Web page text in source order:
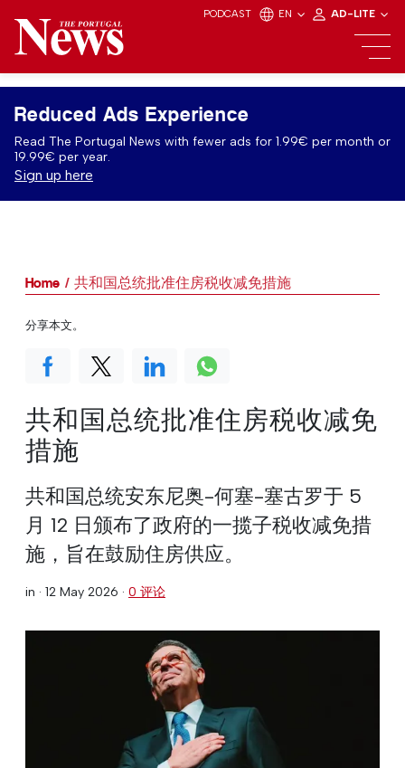
PODCAST EN AD-LITE
Reduced Ads Experience
Read The Portugal News with fewer ads for 1.99€ per month or
19.99€ per year.
Sign up here
Home 共和国总统批准住房税收减免措施
共和国总统批准住房税收减免
措施
共和国总统安东尼奥-何塞-塞古罗于 5
月 12 日颁布了政府的一揽子税收减免措
施，旨在鼓励住房供应。
in · 12 May 2026 · 0 评论
分享本文。